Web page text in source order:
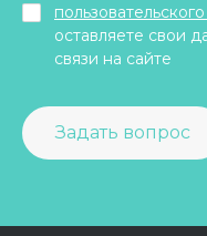
Задать вопрос
оставляете свои
связи на сайте